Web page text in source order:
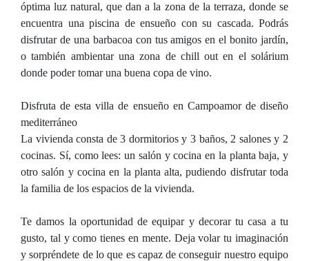
óptima luz natural, que dan a la zona de la terraza, donde se
encuentra una piscina de ensueño con su cascada. Podrás
disfrutar de una barbacoa con tus amigos en el bonito jardín,
o también ambientar una zona de chill out en el solárium
donde poder tomar una buena copa de vino.
Disfruta de esta villa de ensueño en Campoamor de diseño
mediterráneo
La vivienda consta de 3 dormitorios y 3 baños, 2 salones y 2
cocinas. Sí, como lees: un salón y cocina en la planta baja, y
otro salón y cocina en la planta alta, pudiendo disfrutar toda
la familia de los espacios de la vivienda.
Te damos la oportunidad de equipar y decorar tu casa a tu
gusto, tal y como tienes en mente. Deja volar tu imaginación
y sorpréndete de lo que es capaz de conseguir nuestro equipo